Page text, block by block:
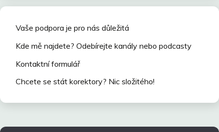
Vaše podpora je pro nás důležitá
Kde mě najdete? Odebírejte kanály nebo podcasty
Kontaktní formulář
Chcete se stát korektory? Nic složitého!